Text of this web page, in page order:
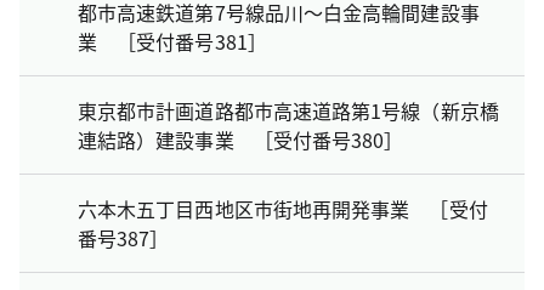
都市高速鉄道第7号線品川～白金高輪間建設事
業 ［受付番号381］
東京都市計画道路都市高速道路第1号線（新京橋
連結路）建設事業 ［受付番号380］
六本木五丁目西地区市街地再開発事業 ［受付
番号387］